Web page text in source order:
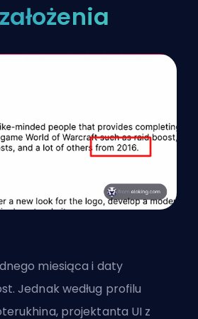
miesiąca i daty
Jednak według profilu
projektanta UI z